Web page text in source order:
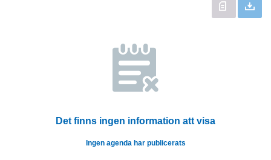
Det finns ingen information att visa
Ingen agenda har publicerats